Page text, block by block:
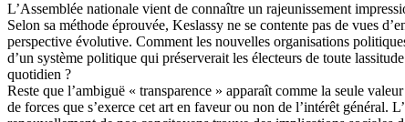
L’Assemblée nationale vient de connaître un rajeunissement
Selon sa méthode éprouvée, Keslassy ne se contente pas de vues
perspective évolutive. Comment les nouvelles organisations
d’un système politique qui préserverait les électeurs de toute
quotidien ?
Reste que l’ambiguë « transparence » apparaît comme la seule
de forces que s’exerce cet art en faveur ou non de l’intérêt général.